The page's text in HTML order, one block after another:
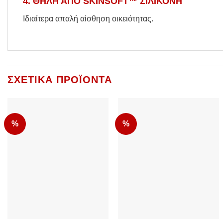
Ιδιαίτερα απαλή αίσθηση οικειότητας.
ΣΧΕΤΙΚΆ ΠΡΟΪΌΝΤΑ
% %